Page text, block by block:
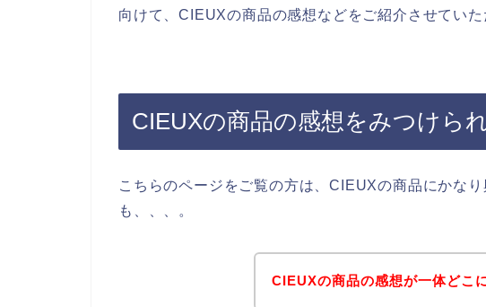
向けて、CIEUXの商品の感想などをご紹介させていた
CIEUXの商品の感想をみつけら
こちらのページをご覧の方は、CIEUXの商品にかな
も、、、。
CIEUXの商品の感想が一体どこ